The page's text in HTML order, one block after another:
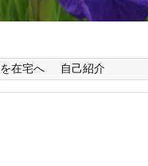
在宅へ 自己紹介